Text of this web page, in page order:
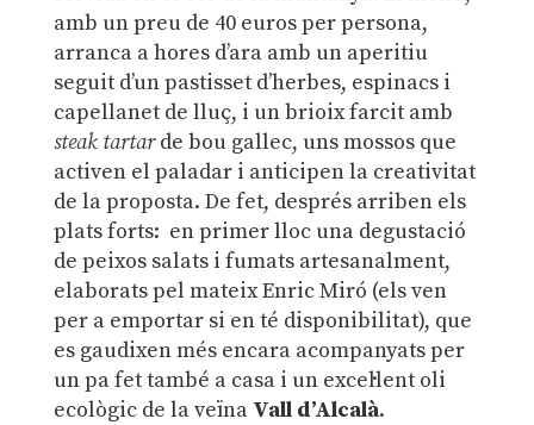
amb un preu de 40 euros per persona,
arranca a hores d’ara amb un aperitiu
seguit d’un pastisset d’herbes, espinacs i
capellanet de lluç, i un brioix farcit amb
steak tartarde bou gallec, uns mossos que
activen el paladar i anticipen la creativitat
de la proposta. De fet, després arriben els
plats forts: en primer lloc una degustació
de peixos salats i fumats artesanalment,
elaborats pel mateix Enric Miró (els ven
per a emportar si en té disponibilitat), que
es gaudixen més encara acompanyats per
un pa fet també a casa i un excel·lent oli
ecològic de la veïna Vall d’Alcalà.